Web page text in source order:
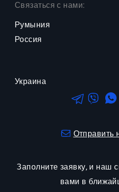
Связаться с нами:
Румыния
Россия
Украина
Отправить
Заполните заявку, и наш
вами в